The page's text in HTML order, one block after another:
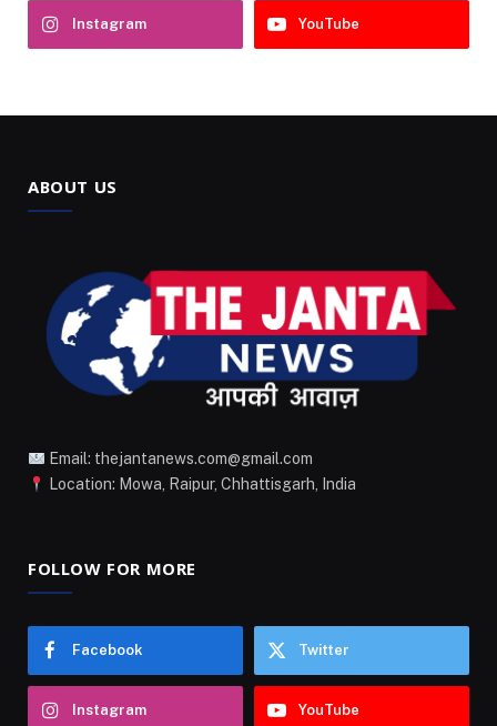
Instagram YouTube
ABOUT US
Email: thejantanews.com@gmail.com
Location: Mowa, Raipur, Chhattisgarh, India
FOLLOW FOR MORE
Facebook Twitter
Instagram YouTube